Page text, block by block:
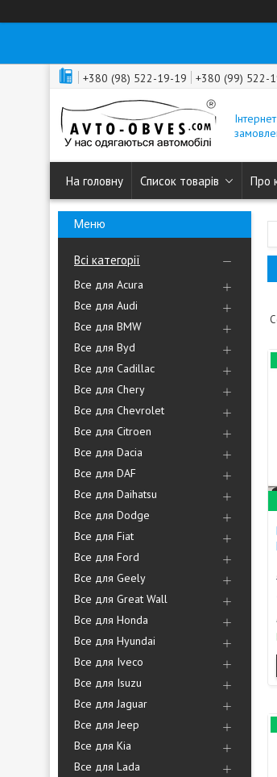
+380 (98) 522-19-19 +380 (99) 522-
На головну Список товарів Про
Всі категорії
Все для Acura
Все для Audi
Все для BMW
Все для Byd
Все для Cadillac
Все для Chery
Все для Chevrolet
Все для Citroen
Все для Dacia
Все для DAF
Все для Daihatsu
Все для Dodge
Все для Fiat
Все для Ford
Все для Geely
Все для Great Wall
Все для Honda
Все для Hyundai
Все для Iveco
Все для Isuzu
Все для Jaguar
Все для Jeep
Все для Kia
Все для Lada